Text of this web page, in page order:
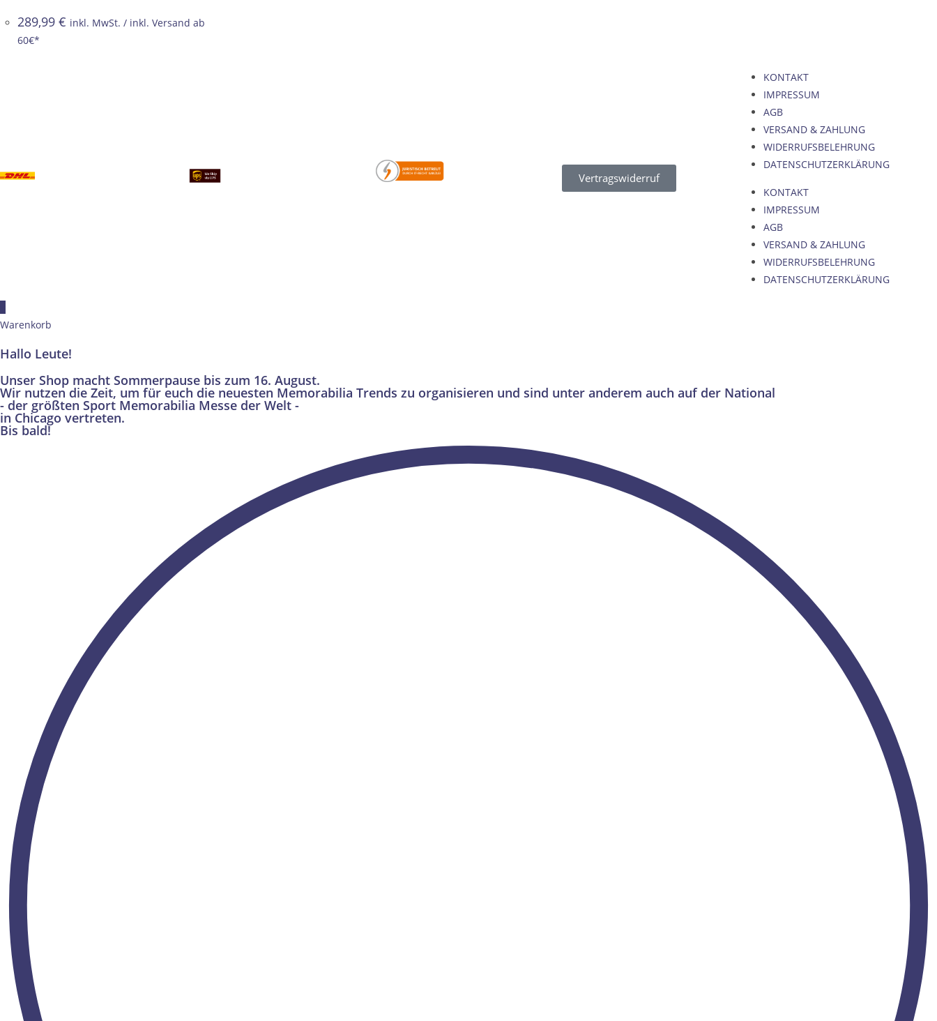
289,99 € inkl. MwSt. / inkl. Versand ab
60€*
Vertragswiderruf
KONTAKT
IMPRESSUM
AGB
VERSAND & ZAHLUNG
WIDERRUFSBELEHRUNG
DATENSCHUTZERKLÄRUNG
KONTAKT
IMPRESSUM
AGB
VERSAND & ZAHLUNG
WIDERRUFSBELEHRUNG
DATENSCHUTZERKLÄRUNG
Warenkorb
Hallo Leute!
Unser Shop macht Sommerpause bis zum 16. August.
Wir nutzen die Zeit, um für euch die neuesten Memorabilia Trends zu organisieren und sind unter anderem auch auf der National
- der größten Sport Memorabilia Messe der Welt -
in Chicago vertreten.
Bis bald!